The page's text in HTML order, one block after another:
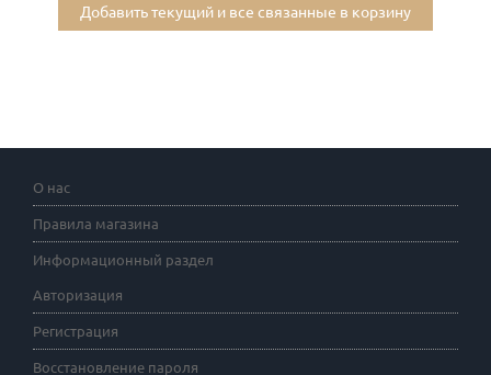
Добавить текущий и все связанные в корзину
О нас
Правила магазина
Информационный раздел
Авторизация
Регистрация
Восстановление пароля